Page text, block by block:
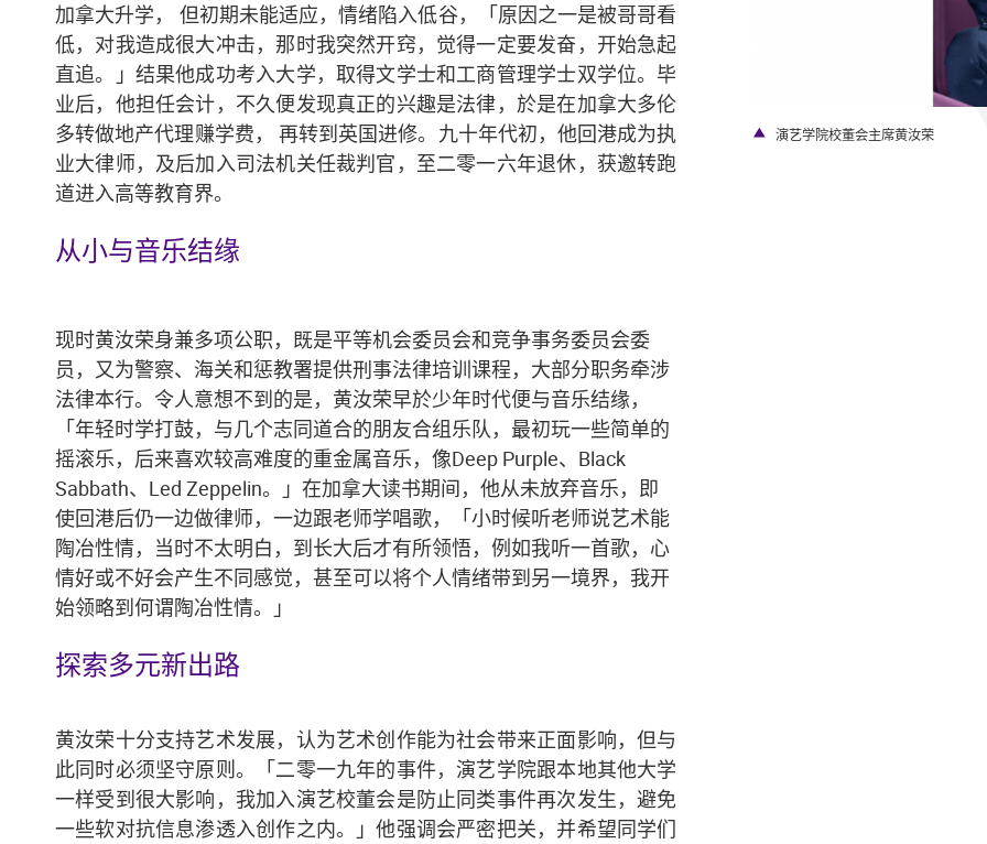
加拿大升学， 但初期未能适应，情绪陷入低谷，「原因之一是被哥哥看
低，对我造成很大冲击，那时我突然开窍，觉得一定要发奋，开始急起
直追。」结果他成功考入大学，取得文学士和工商管理学士双学位。毕
业后，他担任会计，不久便发现真正的兴趣是法律，於是在加拿大多伦
多转做地产代理赚学费， 再转到英国进修。九十年代初，他回港成为执
业大律师，及后加入司法机关任裁判官，至二零一六年退休，获邀转跑
道进入高等教育界。
从小与音乐结缘
现时黄汝荣身兼多项公职，既是平等机会委员会和竞争事务委员会委
员，又为警察、海关和惩教署提供刑事法律培训课程，大部分职务牵涉
法律本行。令人意想不到的是，黄汝荣早於少年时代便与音乐结缘，
「年轻时学打鼓，与几个志同道合的朋友合组乐队，最初玩一些简单的
摇滚乐，后来喜欢较高难度的重金属音乐，像Deep Purple、Black
Sabbath、Led Zeppelin。」在加拿大读书期间，他从未放弃音乐，即
使回港后仍一边做律师，一边跟老师学唱歌，「小时候听老师说艺术能
陶冶性情，当时不太明白，到长大后才有所领悟，例如我听一首歌，心
情好或不好会产生不同感觉，甚至可以将个人情绪带到另一境界，我开
始领略到何谓陶冶性情。」
探索多元新出路
黄汝荣十分支持艺术发展，认为艺术创作能为社会带来正面影响，但与
此同时必须坚守原则。「二零一九年的事件，演艺学院跟本地其他大学
一样受到很大影响，我加入演艺校董会是防止同类事件再次发生，避免
一些软对抗信息渗透入创作之内。」他强调会严密把关，并希望同学们
有助香港巩 黄汝荣期望通过教育，引领年轻一代认识中国的历史、文化和发展现状。 演艺学院校董会主席黄汝荣